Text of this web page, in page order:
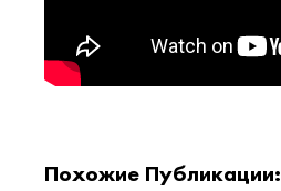
Похожие Публикации: